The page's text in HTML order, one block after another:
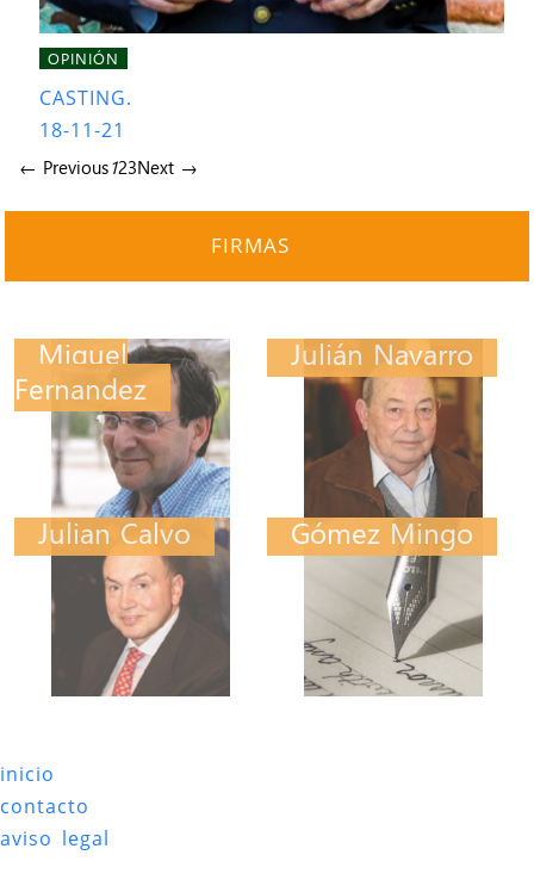
OPINIÓN
CASTING.
18-11-21
← Previous123Next →
FIRMAS
Miguel
Fernandez
Julián Navarro
Julian Calvo Gómez Mingo
inicio
contacto
aviso legal